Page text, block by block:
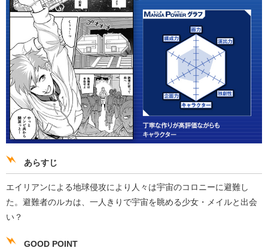
あらすじ
エイリアンによる地球侵攻により人々は宇宙のコロニーに避難し
た。避難者のルカは、一人きりで宇宙を眺める少女・メイルと出会
い？
GOOD POINT